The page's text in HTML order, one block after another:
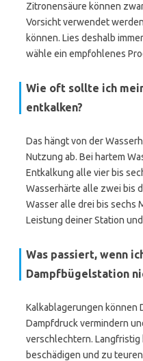
Zitronensäure können
Vorsicht verwendet
können. Lies deshalb
wähle ein empfohlenes
Wie oft sollte ich
entkalken?
Das hängt von der
Nutzung ab. Bei hartem
Entkalkung alle vier bis
Wasserhärte alle zwei bis
Wasser alle drei bis sechs
Leistung deiner Station
Was passiert, wenn
Dampfbügelstation
Kalkablagerungen können
Dampfdruck vermindern
verschlechtern.
beschädigen und zu